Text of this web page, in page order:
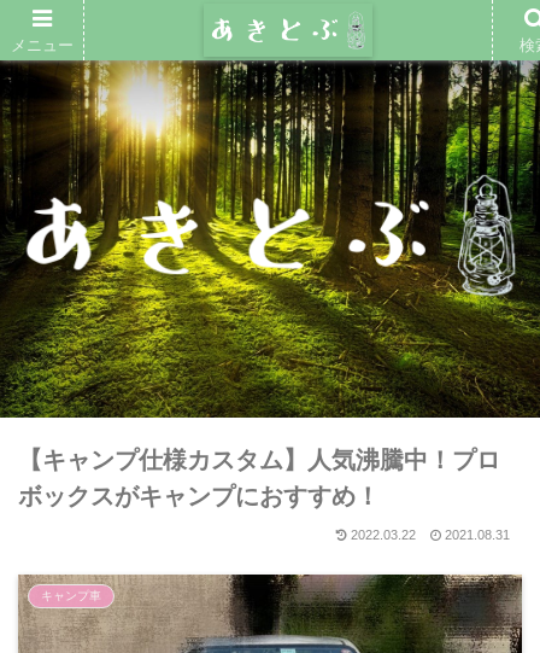
【キャンプ仕様カスタム】人気沸騰中！プロ
ボックスがキャンプにおすすめ！
2022.03.22 2021.08.31
キャンプ車
メニュー 検